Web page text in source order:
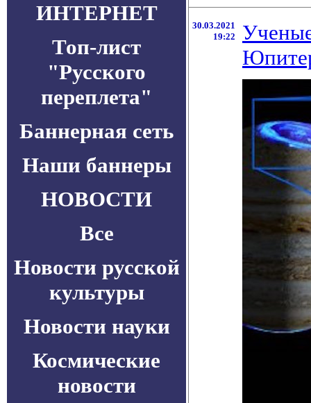
ИНТЕРНЕТ
Топ-лист
"Русского
переплета"
Баннерная сеть
Наши баннеры
НОВОСТИ
Все
Новости русской
культуры
Новости науки
Космические
новости
30.03.2021
19:22